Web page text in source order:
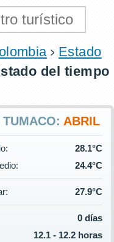
Estado
del tiempo
ABRIL
28.1°C
24.4°C
27.9°C
0 días
12.1 - 12.2 horas